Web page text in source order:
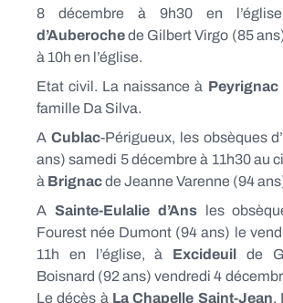
8 décembre à 9h30 en
d’Auberochede Gilbert Virgo (85
à 10h en l’église.
Etat civil. La naissance à Peyrignac
famille Da Silva.
A Cublac-Périgueux, les obsèques
ans) samedi 5 décembre à 11h30 au
à Brignacde Jeanne Varenne (94
A Sainte-Eulalie d’Ansles
Fourest née Dumont (94 ans) le
11h en l’église, à Excideuil de
Boisnard (92 ans) vendredi 4
Le décès à La Chapelle Saint-Jean,